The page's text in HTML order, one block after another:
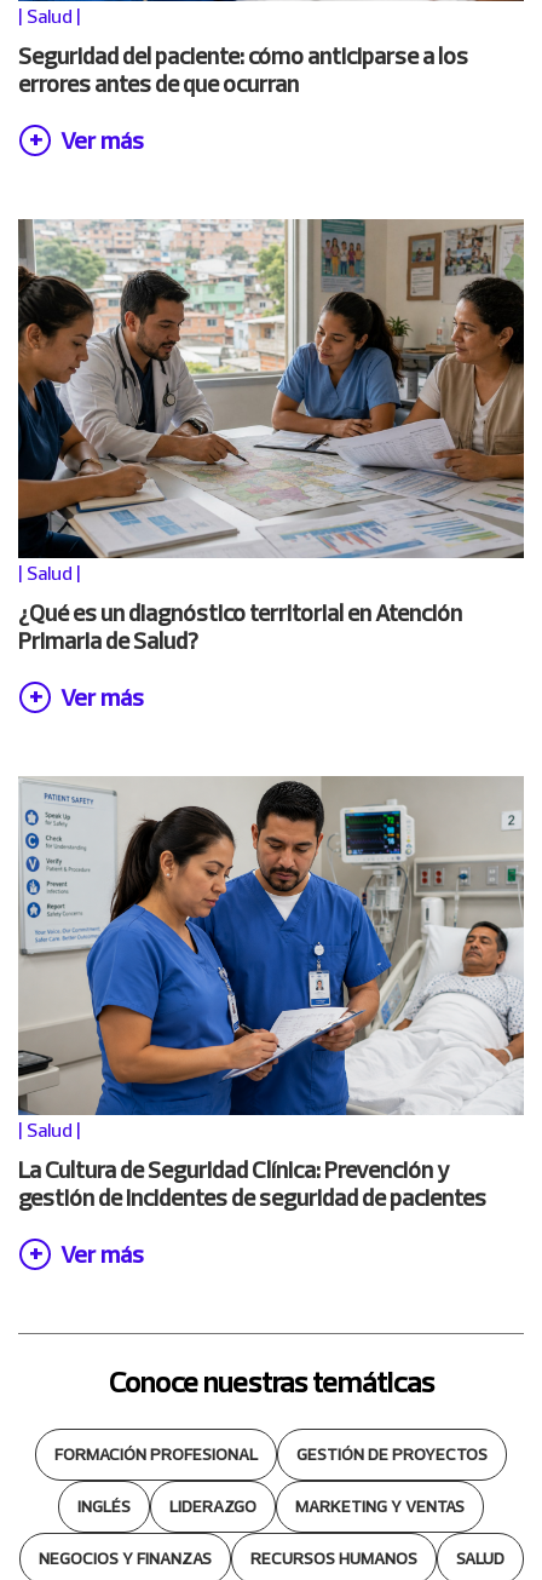
| Salud |
Seguridad del paciente: cómo anticiparse a los
errores antes de que ocurran
Ver más
| Salud |
¿Qué es un diagnóstico territorial en Atención
Primaria de Salud?
Ver más
| Salud |
La Cultura de Seguridad Clínica: Prevención y
gestión de incidentes de seguridad de pacientes
Ver más
Conoce nuestras temáticas
FORMACIÓN PROFESIONAL GESTIÓN DE PROYECTOS
INGLÉS LIDERAZGO MARKETING Y VENTAS
NEGOCIOS Y FINANZAS RECURSOS HUMANOS SALUD